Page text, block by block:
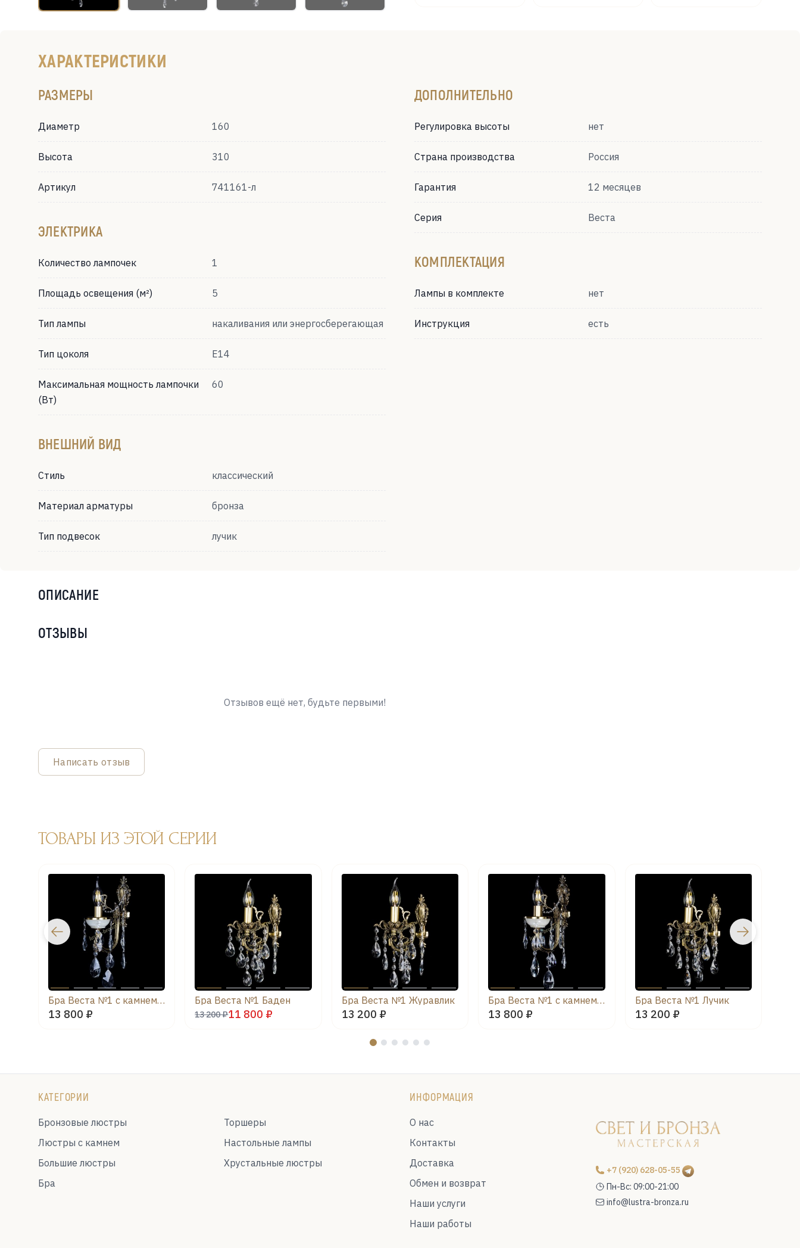
ХАРАКТЕРИСТИКИ
РАЗМЕРЫ
Диаметр 160
Высота 310
Артикул 741161-л
ЭЛЕКТРИКА
Количество лампочек 1
Площадь освещения (м²) 5
Тип лампы накаливания или энергосберегающая
Тип цоколя Е14
Максимальная мощность лампочки
(Вт)
60
ВНЕШНИЙ ВИД
Стиль классический
Материал арматуры бронза
Тип подвесок лучик
ДОПОЛНИТЕЛЬНО
Регулировка высоты нет
Страна производства Россия
Гарантия 12 месяцев
Серия Веста
КОМПЛЕКТАЦИЯ
Лампы в комплекте нет
Инструкция есть
ОПИСАНИЕ
ОТЗЫВЫ
Отзывов ещё нет, будьте первыми!
Написать отзыв
ТОВАРЫ ИЗ ЭТОЙ СЕРИИ
Бра Веста №1 с камнем лучик
13 800 ₽
Бра Веста №1 Баден
13 200 ₽11 800 ₽
Бра Веста №1 Журавлик
13 200 ₽
Бра Веста №1 с камнем журавлик
13 800 ₽
Бра Веста №1 Лучик
13 200 ₽
КАТЕГОРИИ ИНФОРМАЦИЯ
Бронзовые люстры
Люстры с камнем
Большие люстры
Бра
Торшеры
Настольные лампы
Хрустальные люстры
О нас
Контакты
Доставка
Обмен и возврат
Наши услуги
Наши работы
+7 (920) 628-05-55
Пн-Вс: 09:00-21:00
info@lustra-bronza.ru